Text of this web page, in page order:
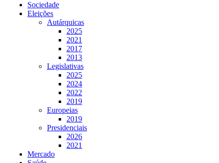
Sociedade
Eleições
Autárquicas
2025
2021
2017
2013
Legislativas
2025
2024
2022
2019
Europeias
2019
Presidenciais
2026
2021
Mercado